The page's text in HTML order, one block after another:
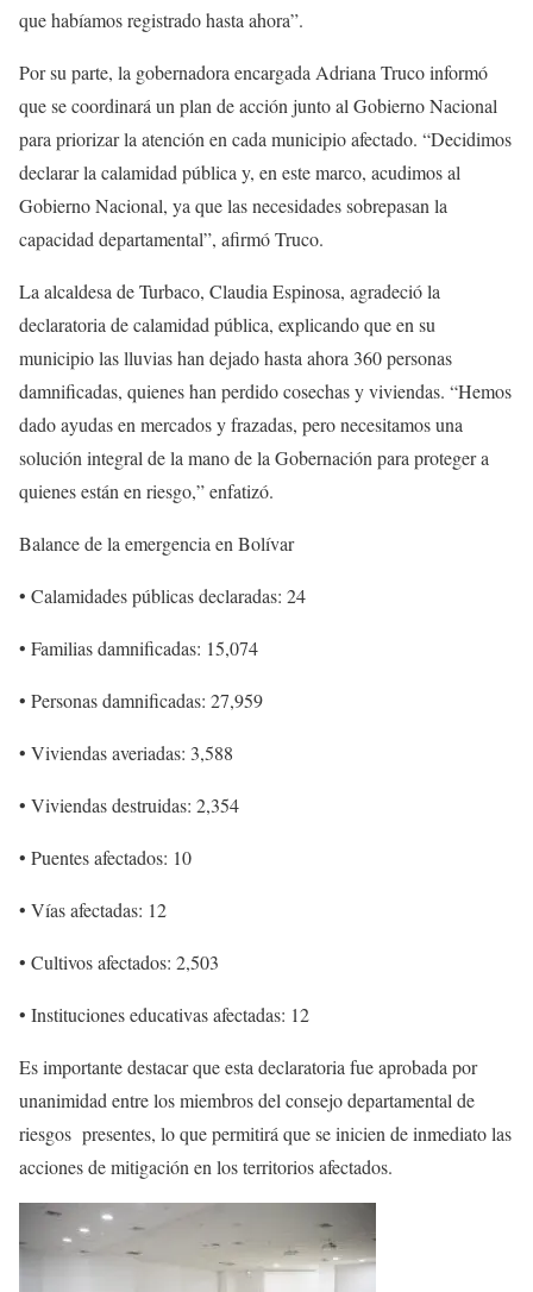
que habíamos registrado hasta ahora”.
Por su parte, la gobernadora encargada Adriana Truco informó
que se coordinará un plan de acción junto al Gobierno Nacional
para priorizar la atención en cada municipio afectado. “Decidimos
declarar la calamidad pública y, en este marco, acudimos al
Gobierno Nacional, ya que las necesidades sobrepasan la
capacidad departamental”, afirmó Truco.
La alcaldesa de Turbaco, Claudia Espinosa, agradeció la
declaratoria de calamidad pública, explicando que en su
municipio las lluvias han dejado hasta ahora 360 personas
damnificadas, quienes han perdido cosechas y viviendas. “Hemos
dado ayudas en mercados y frazadas, pero necesitamos una
solución integral de la mano de la Gobernación para proteger a
quienes están en riesgo,” enfatizó.
Balance de la emergencia en Bolívar
• Calamidades públicas declaradas: 24
• Familias damnificadas: 15,074
• Personas damnificadas: 27,959
• Viviendas averiadas: 3,588
• Viviendas destruidas: 2,354
• Puentes afectados: 10
• Vías afectadas: 12
• Cultivos afectados: 2,503
• Instituciones educativas afectadas: 12
Es importante destacar que esta declaratoria fue aprobada por
unanimidad entre los miembros del consejo departamental de
riesgos presentes, lo que permitirá que se inicien de inmediato las
acciones de mitigación en los territorios afectados.